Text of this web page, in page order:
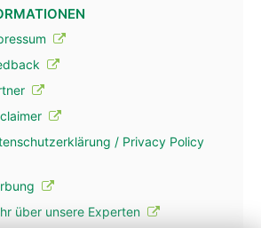
/ Privacy Policy
über unsere Experten